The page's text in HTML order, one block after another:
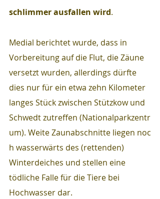
schlimmer ausfallen wird.
Medial berichtet wurde, dass in
Vorbereitung auf die Flut, die Zäune
versetzt wurden, allerdings dürfte
dies nur für ein etwa zehn Kilometer
langes Stück zwischen Stützkow und
Schwedt zutreffen (Nationalparkzentr
um). Weite Zaunabschnitte liegen noc
h wasserwärts des (rettenden)
Winterdeiches und stellen eine
tödliche Falle für die Tiere bei
Hochwasser dar.